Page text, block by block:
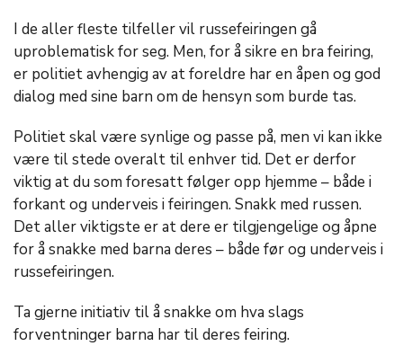
I de aller fleste tilfeller vil russefeiringen gå
uproblematisk for seg. Men, for å sikre en bra feiring,
er politiet avhengig av at foreldre har en åpen og god
dialog med sine barn om de hensyn som burde tas.
Politiet skal være synlige og passe på, men vi kan ikke
være til stede overalt til enhver tid. Det er derfor
viktig at du som foresatt følger opp hjemme – både i
forkant og underveis i feiringen. Snakk med russen.
Det aller viktigste er at dere er tilgjengelige og åpne
for å snakke med barna deres – både før og underveis i
russefeiringen.
Ta gjerne initiativ til å snakke om hva slags
forventninger barna har til deres feiring.